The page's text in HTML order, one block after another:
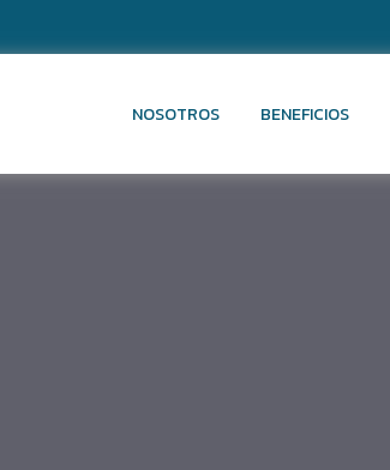
NOSOTROS BENEFICIOS